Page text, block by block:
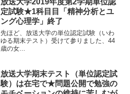
放送大学2019年度第2学期単位認
定試験★1科目目「精神分析とユ
ング心理学」終了
先ほど、放送大学の単位認定試験（いわ
ゆる期末テスト）受けて参りました、44
歳の女...
放送大学期末テスト（単位認定試
験）は在宅で★問題公開で勉強の